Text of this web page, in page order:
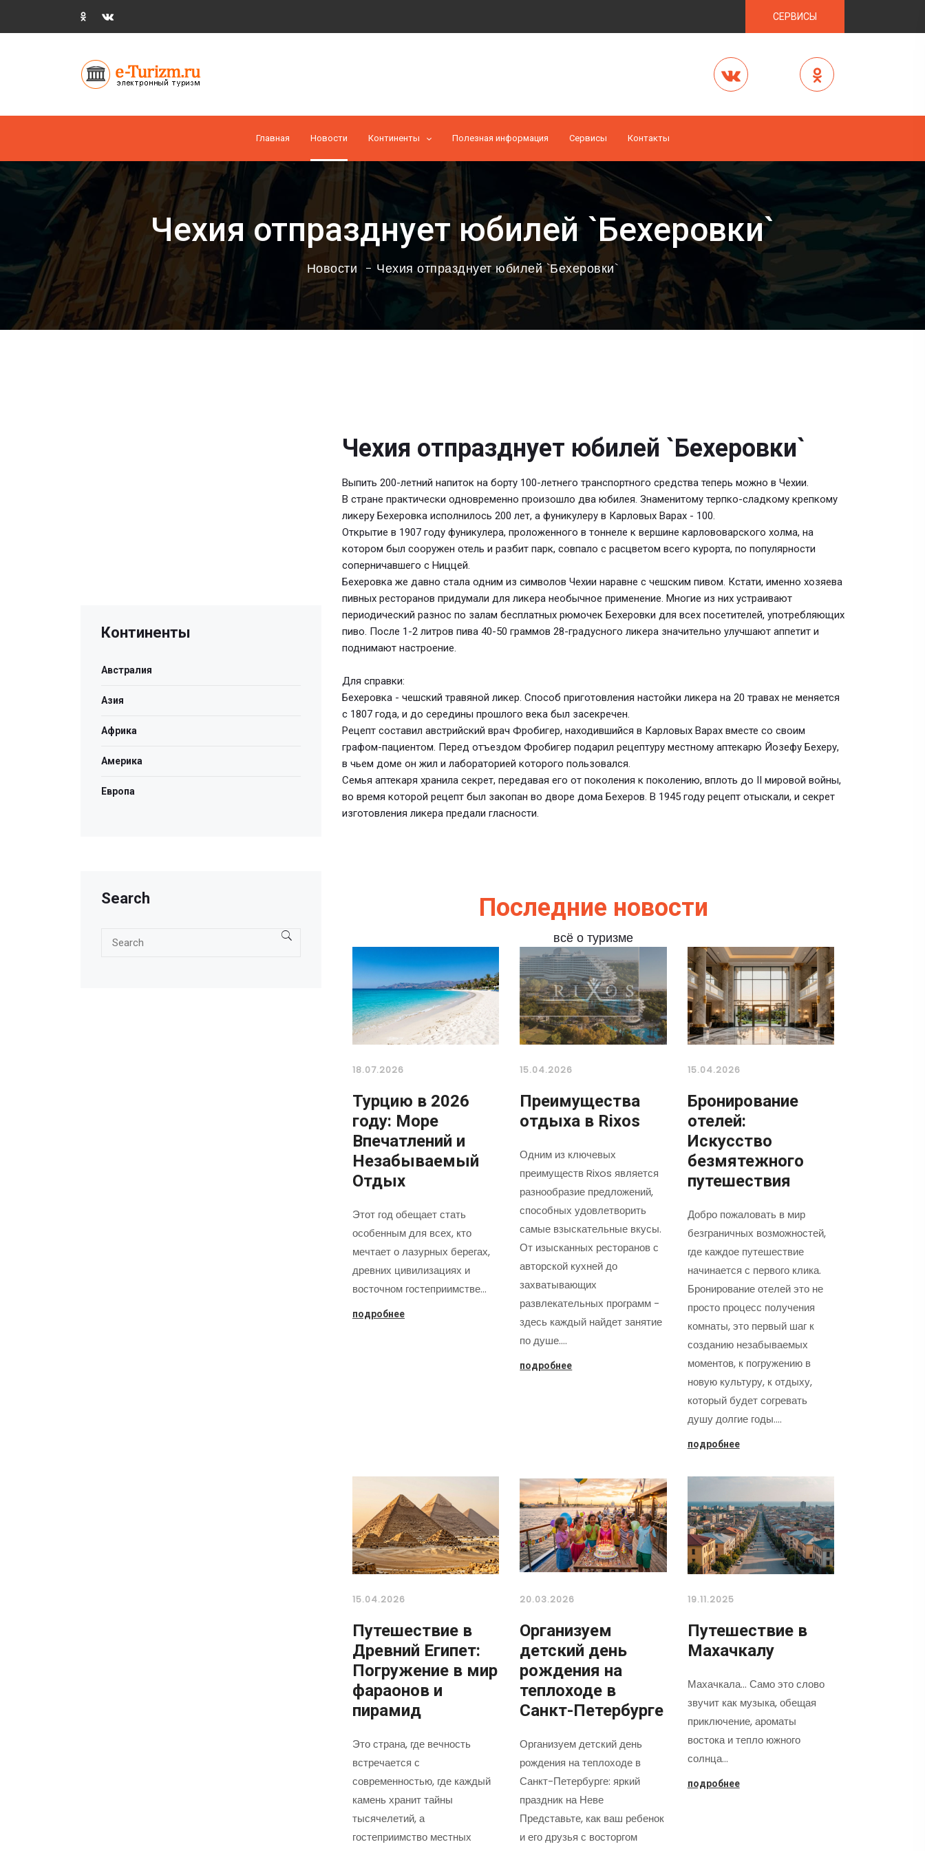
СЕРВИСЫ
Главная Новости Континенты Полезная информация Cервисы Контакты
Чехия отпразднует юбилей `Бехеровки`
Новости Чехия отпразднует юбилей `Бехеровки`
Чехия отпразднует юбилей `Бехеровки`
Выпить 200-летний напиток на борту 100-летнего транспортного средства теперь можно в Чехии.
В стране практически одновременно произошло два юбилея. Знаменитому терпко-сладкому крепкому
ликеру Бехеровка исполнилось 200 лет, а фуникулеру в Карловых Варах - 100.
Открытие в 1907 году фуникулера, проложенного в тоннеле к вершине карлововарского холма, на
котором был сооружен отель и разбит парк, совпало с расцветом всего курорта, по популярности
соперничавшего с Ниццей.
Бехеровка же давно стала одним из символов Чехии наравне с чешским пивом. Кстати, именно хозяева
пивных ресторанов придумали для ликера необычное применение. Многие из них устраивают
периодический разнос по залам бесплатных рюмочек Бехеровки для всех посетителей, употребляющих
пиво. После 1-2 литров пива 40-50 граммов 28-градусного ликера значительно улучшают аппетит и
поднимают настроение.
Для справки:
Бехеровка - чешский травяной ликер. Способ приготовления настойки ликера на 20 травах не меняется
с 1807 года, и до середины прошлого века был засекречен.
Рецепт составил австрийский врач Фробигер, находившийся в Карловых Варах вместе со своим
графом-пациентом. Перед отъездом Фробигер подарил рецептуру местному аптекарю Йозефу Бехеру,
в чьем доме он жил и лабораторией которого пользовался.
Семья аптекаря хранила секрет, передавая его от поколения к поколению, вплоть до II мировой войны,
во время которой рецепт был закопан во дворе дома Бехеров. В 1945 году рецепт отыскали, и секрет
изготовления ликера предали гласности.
Последние новости
всё о туризме
18.07.2026
Турцию в 2026
году: Море
Впечатлений и
Незабываемый
Отдых
Этот год обещает стать
особенным для всех, кто
мечтает о лазурных берегах,
древних цивилизациях и
восточном гостеприимстве…
подробнее
15.04.2026
Преимущества
отдыха в Rixos
Одним из ключевых
преимуществ Rixos является
разнообразие предложений,
способных удовлетворить
самые взыскательные вкусы.
От изысканных ресторанов с
авторской кухней до
захватывающих
развлекательных программ -
здесь каждый найдет занятие
по душе.…
подробнее
15.04.2026
Бронирование
отелей:
Искусство
безмятежного
путешествия
Добро пожаловать в мир
безграничных возможностей,
где каждое путешествие
начинается с первого клика.
Бронирование отелей это не
просто процесс получения
комнаты, это первый шаг к
созданию незабываемых
моментов, к погружению в
новую культуру, к отдыху,
который будет согревать
душу долгие годы.…
подробнее
15.04.2026
Путешествие в
Древний Египет:
Погружение в мир
фараонов и
пирамид
Это страна, где вечность
встречается с
современностью, где каждый
камень хранит тайны
тысячелетий, а
гостеприимство местных
20.03.2026
Организуем
детский день
рождения на
теплоходе в
Санкт-Петербурге
Организуем детский день
рождения на теплоходе в
Санкт-Петербурге: яркий
праздник на Неве
Представьте, как ваш ребенок
и его друзья с восторгом
19.11.2025
Путешествие в
Махачкалу
Махачкала... Само это слово
звучит как музыка, обещая
приключение, ароматы
востока и тепло южного
солнца…
подробнее
Континенты
Австралия
Азия
Африка
Америка
Европа
Search